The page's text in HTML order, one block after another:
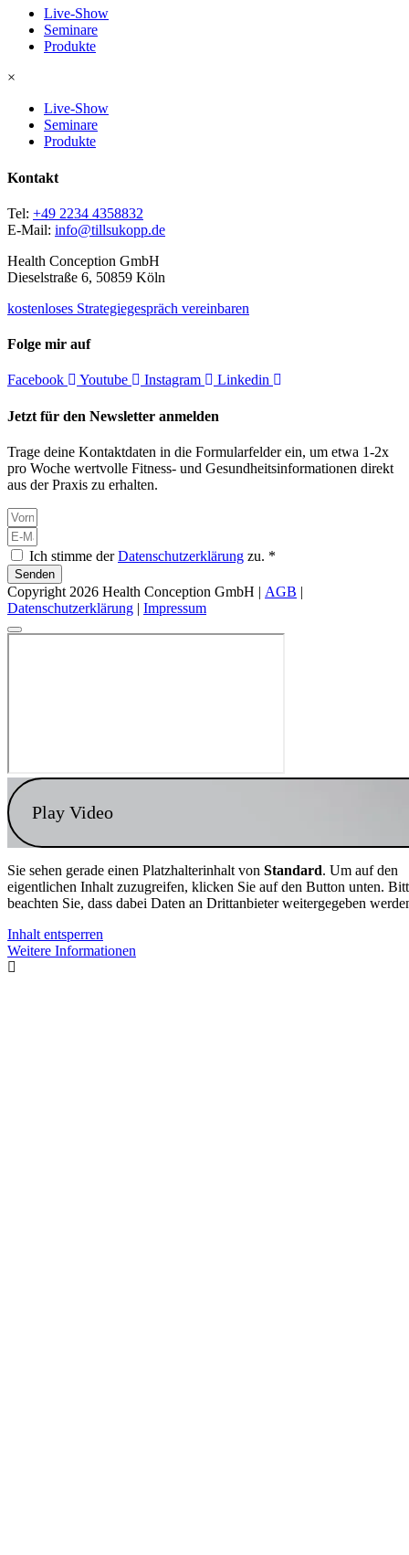
Live-Show
Seminare
Produkte
×
Live-Show
Seminare
Produkte
Kontakt
Tel: +49 2234 4358832
E-Mail: info@tillsukopp.de
Health Conception GmbH
Dieselstraße 6, 50859 Köln
kostenloses Strategiegespräch vereinbaren
Folge mir auf
Facebook Youtube Instagram Linkedin
Jetzt für den Newsletter anmelden
Trage deine Kontaktdaten in die Formularfelder ein, um etwa 1-2x
pro Woche wertvolle Fitness- und Gesundheitsinformationen direkt
aus der Praxis zu erhalten.
Ich stimme derDatenschutzerklärung zu. *
Senden
Copyright 2026 Health Conception GmbH | AGB |
Datenschutzerklärung | Impressum
Play Video
Sie sehen gerade einen Platzhalterinhalt von Standard. Um auf den
eigentlichen Inhalt zuzugreifen, klicken Sie auf den Button unten.
beachten Sie, dass dabei Daten an Drittanbieter weitergegeben
Inhalt entsperren
Weitere Informationen